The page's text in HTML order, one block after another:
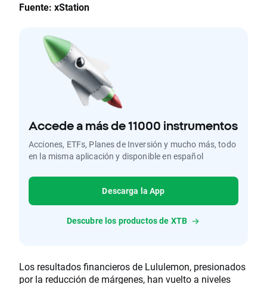
Fuente: xStation
Accede a más de 11000 instrumentos
Acciones, ETFs, Planes de Inversión y mucho más, todo
en la misma aplicación y disponible en español
Descarga la App
Descubre los productos de XTB
Los resultados financieros de Lululemon, presionados
por la reducción de márgenes, han vuelto a niveles